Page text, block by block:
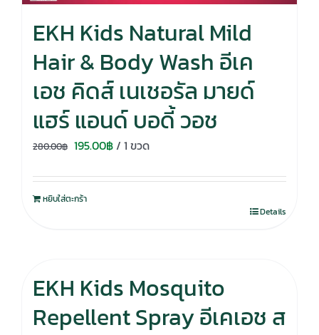
EKH Kids Natural Mild
Hair & Body Wash อีเค
เอช คิดส์ เนเชอรัล มายด์
แฮร์ แอนด์ บอดี้ วอช
280.00฿ Original
was:
280.00฿.
195.00฿Current
is:
/ 1 ขวด
หยิบใส่ตะกร้า
Details
EKH Kids Mosquito
Repellent Spray อีเคเอช ส